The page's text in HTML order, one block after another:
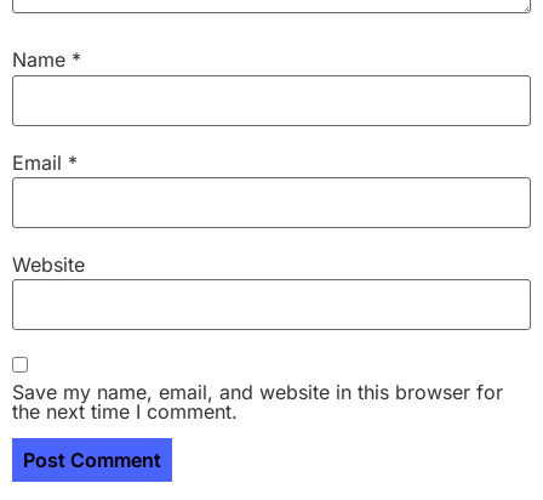
Name *
Email *
Website
Save my name, email, and website in this browser for
the next time I comment.